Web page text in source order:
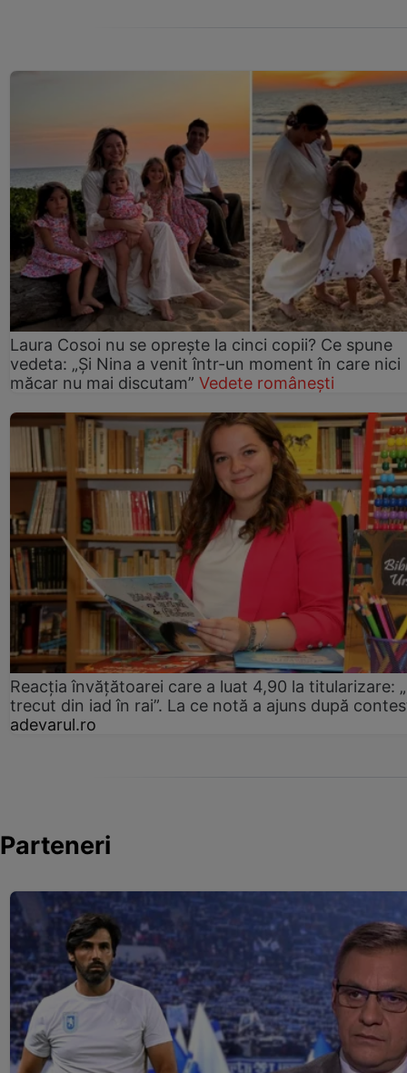
Laura Cosoi nu se oprește la cinci copii? Ce spune
vedeta: „Și Nina a venit într-un moment în care nici
măcar nu mai discutam” Vedete românești
Reacția învățătoarei care a luat 4,90 la titularizare:
trecut din iad în rai”. La ce notă a ajuns după
adevarul.ro
Parteneri